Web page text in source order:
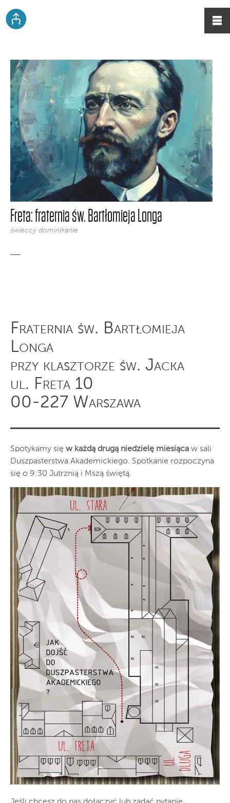
Freta: fraternia św. Bartłomieja Longa
świeccy dominikanie
Fraternia św. Bartłomieja
Longa
przy klasztorze św. Jacka
ul. Freta 10
00-227 Warszawa
Spotykamy się w każdą drugą niedzielę miesiąca w sali
Duszpasterstwa Akademickiego. Spotkanie rozpoczyna
się o 9:30 Jutrznią i Mszą świętą.